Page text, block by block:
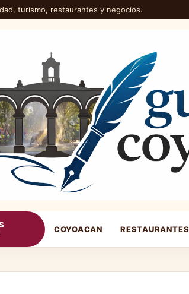
turismo, restaurantes y negocios.
COYOACAN RESTAURANTES